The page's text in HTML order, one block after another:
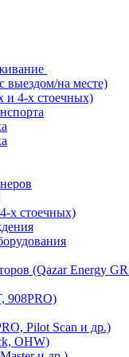
выездом/на месте)
и 4-х стоечных)
х стоечных)
(Qazar Energy
908PRO)
Pilot Scan и др.)
OHW)